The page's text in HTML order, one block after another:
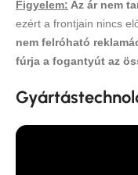
Figyelem: Az ár nem
ezért a frontjain nincs
nem felróható
fúrja a fogantyút az